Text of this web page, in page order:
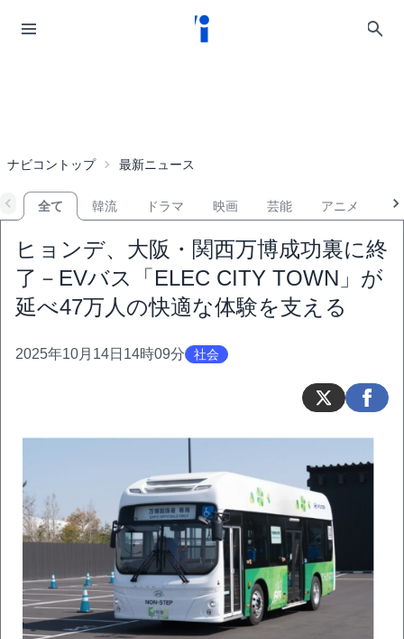
ナビコントップ 最新ニュース
全て 韓流 ドラマ 映画 芸能 アニメ
ヒョンデ、大阪・関西万博成功裏に終
了－EVバス「ELEC CITY TOWN」が
延べ47万人の快適な体験を支える
2025年10月14日14時09分 社会